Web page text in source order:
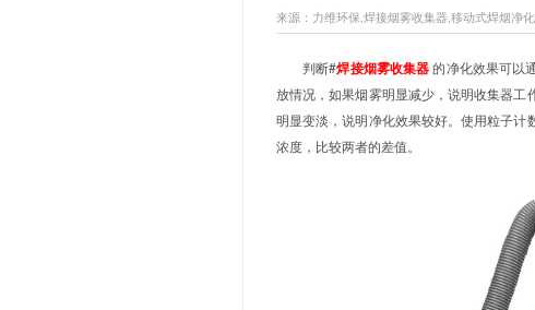
您当前的位置： 首页 >
如何判断
来源：力维环保,焊接
焊接烟雾